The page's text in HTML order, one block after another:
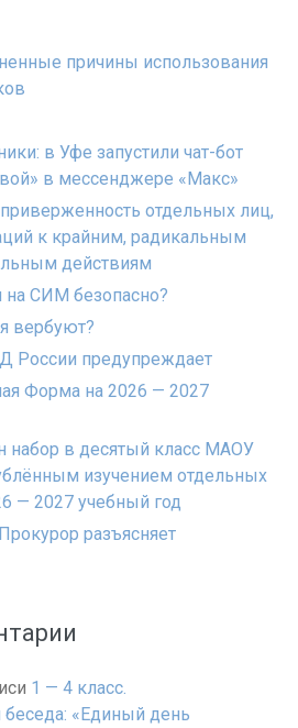
причины использования
в Уфе запустили чат-бот
в мессенджере «Макс»
отдельных лиц,
к крайним, радикальным
действиям
на СИМ безопасно?
вербуют?
России предупреждает
Форма на 2026 — 2027
набор в десятый класс МАОУ
изучением отдельных
— 2027 учебный год
разъясняет
1 — 4 класс.
беседа: «Единый день